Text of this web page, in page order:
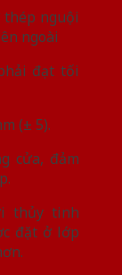
thép nguội
ngoài
đạt tối
(± 5).
cửa, đảm
thủy tinh
đặt ở lớp